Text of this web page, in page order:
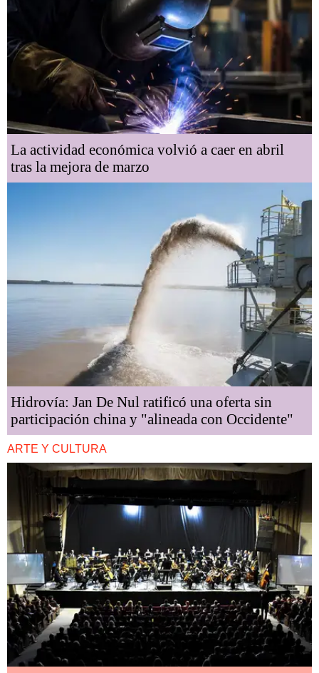
La actividad económica volvió a caer en abril
tras la mejora de marzo
Hidrovía: Jan De Nul ratificó una oferta sin
participación china y "alineada con Occidente"
ARTE Y CULTURA